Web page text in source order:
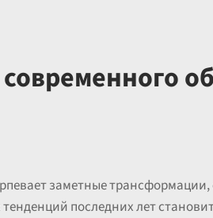
заметные
последних лет